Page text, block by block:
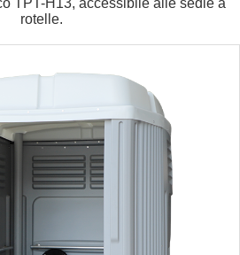
TPT-H13, accessibile alle sedie a
rotelle.